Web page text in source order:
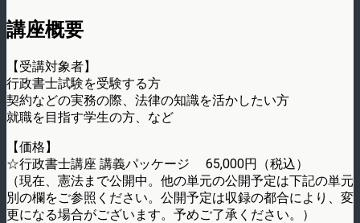
講座概要
【受講対象者】
行政書士試験を受験する方
契約などの実務の際、法律の知識を活かしたい方
就職を目指す学生の方、など
【価格】
☆行政書士講座 講義パッケージ 65,000円（税込）
（現在、憲法まで公開中。他の単元の公開予定は下記の単元
別の欄をご参照ください。公開予定は収録の都合により、変
更になる場合がございます。予めご了承ください。）